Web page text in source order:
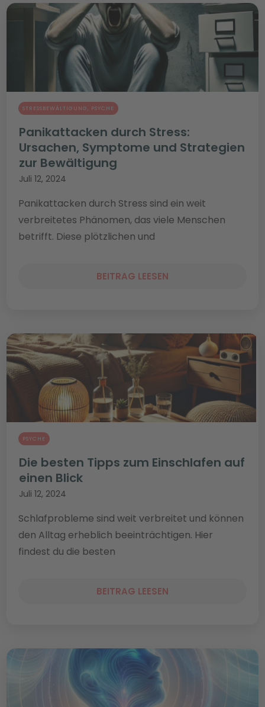
STRESSBEWÄLTIGUNG, PSYCHE
Panikattacken durch Stress:
Ursachen, Symptome und Strategien
zur Bewältigung
Juli 12, 2024
Panikattacken durch Stress sind ein weit
verbreitetes Phänomen, das viele Menschen
betrifft. Diese plötzlichen und
BEITRAG LEESEN
PSYCHE
Die besten Tipps zum Einschlafen auf
einen Blick
Juli 12, 2024
Schlafprobleme sind weit verbreitet und können
den Alltag erheblich beeinträchtigen. Hier
findest du die besten
BEITRAG LEESEN